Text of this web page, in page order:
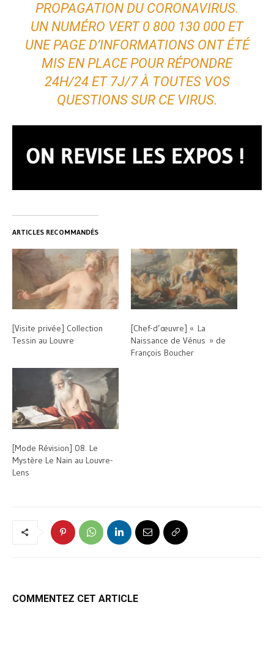
PROPAGATION DU CORONAVIRUS.
UN NUMÉRO VERT 0 800 130 000 ET
UNEPAGE D’INFORMATIONSONT ÉTÉ
MIS EN PLACE POUR RÉPONDRE
24H/24 ET 7J/7 À TOUTES VOS
QUESTIONS SUR CE VIRUS.
ARTICLES RECOMMANDÉS
[Visite privée] Collection
Tessin au Louvre
[Chef-d’œuvre] « La
Naissance de Vénus » de
François Boucher
[Mode Révision] 08. Le
Mystère Le Nain au Louvre-
Lens
COMMENTEZ CET ARTICLE